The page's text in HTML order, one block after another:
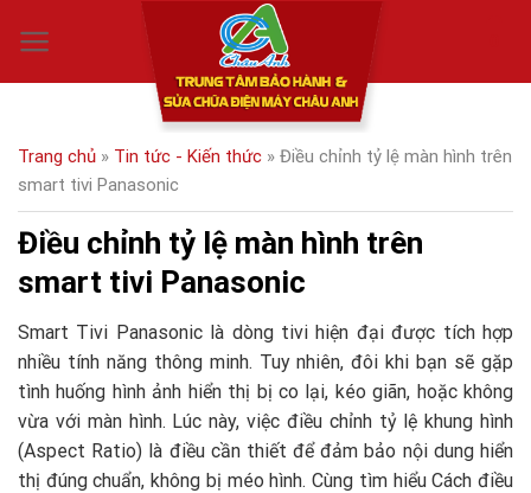
Trang chủ » Tin tức - Kiến thức » Điều chỉnh tỷ lệ màn hình trên
smart tivi Panasonic
Điều chỉnh tỷ lệ màn hình trên
smart tivi Panasonic
Smart Tivi Panasonic là dòng tivi hiện đại được tích hợp
nhiều tính năng thông minh. Tuy nhiên, đôi khi bạn sẽ gặp
tình huống hình ảnh hiển thị bị co lại, kéo giãn, hoặc không
vừa với màn hình. Lúc này, việc điều chỉnh tỷ lệ khung hình
(Aspect Ratio) là điều cần thiết để đảm bảo nội dung hiển
thị đúng chuẩn, không bị méo hình. Cùng tìm hiểu Cách điều